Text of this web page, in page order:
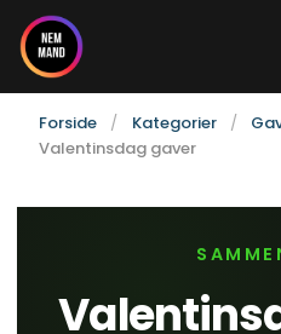
Gå
indholdet
Forside Kategorier
Valentinsdag gaver